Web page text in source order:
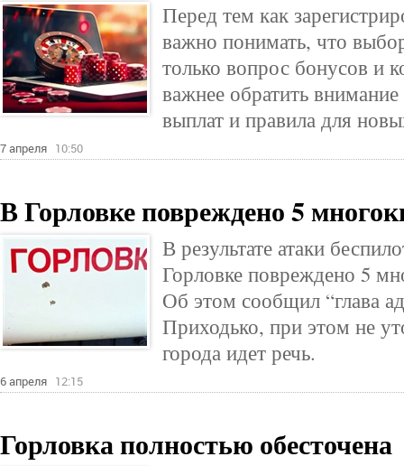
Перед тем как
важно понимать, что
только вопрос бонусов и
важнее обратить
выплат и правила для
7 апреля 10:50
В Горловке повреждено 5
В результате атаки
Горловке повреждено 5
Об этом сообщил “глава
Приходько, при этом не
города идет речь.
6 апреля 12:15
Горловка полностью обесточена